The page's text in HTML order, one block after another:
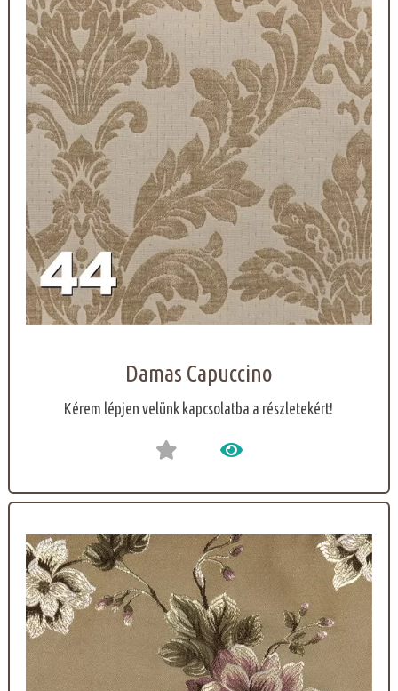
Damas Capuccino
Kérem lépjen velünk kapcsolatba a részletekért!